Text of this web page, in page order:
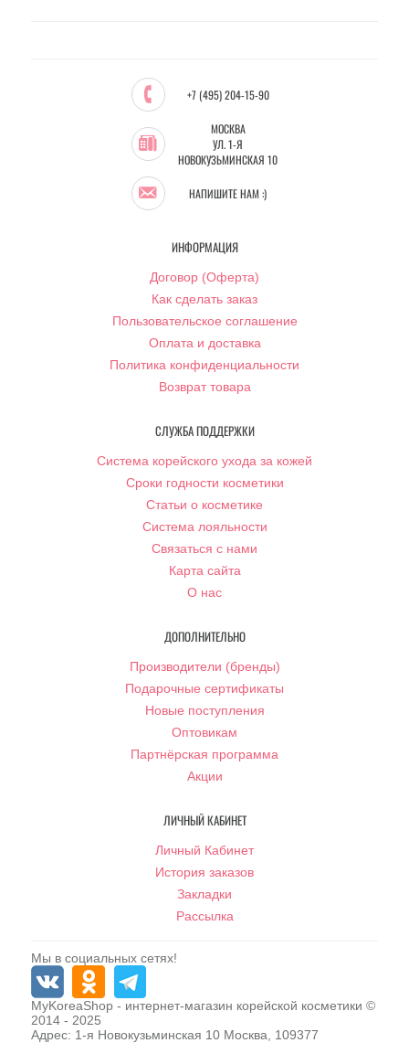
+7 (495) 204-15-90
МОСКВА
УЛ. 1-Я
НОВОКУЗЬМИНСКАЯ 10
НАПИШИТЕ НАМ :)
ИНФОРМАЦИЯ
Договор (Оферта)
Как сделать заказ
Пользовательское соглашение
Оплата и доставка
Политика конфиденциальности
Возврат товара
СЛУЖБА ПОДДЕРЖКИ
Система корейского ухода за кожей
Сроки годности косметики
Статьи о косметике
Система лояльности
Связаться с нами
Карта сайта
О нас
ДОПОЛНИТЕЛЬНО
Производители (бренды)
Подарочные сертификаты
Новые поступления
Оптовикам
Партнёрская программа
Акции
ЛИЧНЫЙ КАБИНЕТ
Личный Кабинет
История заказов
Закладки
Рассылка
Мы в социальных сетях!
MyKoreaShop - интернет-магазин корейской косметики ©
2014 - 2025
Адрес: 1-я Новокузьминская 10 Москва
109377